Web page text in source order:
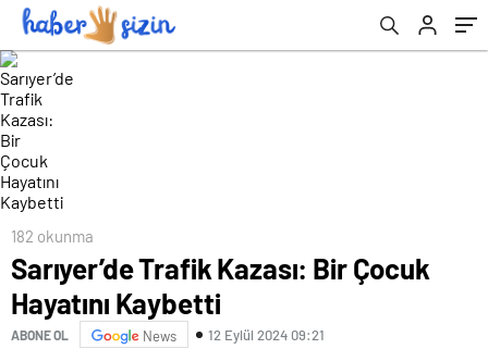
182 okunma
Sarıyer’de Trafik Kazası: Bir Çocuk
Hayatını Kaybetti
ABONE OL News 12 Eylül 2024 09:21